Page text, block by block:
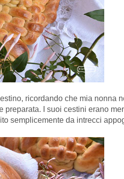
ricordando che mia nonna
preparata. I suoi cestini erano
semplicemente da intrecci